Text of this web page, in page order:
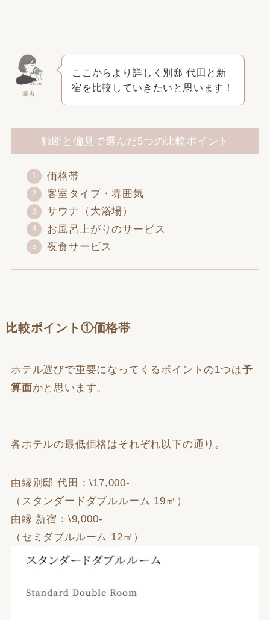
筆者
ここからより詳しく別邸 代田と新
宿を比較していきたいと思います！
独断と偏見で選んだ5つの比較ポイント
価格帯
客室タイプ・雰囲気
サウナ（大浴場）
お風呂上がりのサービス
夜食サービス
比較ポイント①価格帯
ホテル選びで重要になってくるポイントの1つは予
算面かと思います。
各ホテルの最低価格はそれぞれ以下の通り。
由縁別邸 代田：\17,000-
（スタンダードダブルルーム 19㎡）
由縁 新宿：\9,000-
（セミダブルルーム 12㎡）